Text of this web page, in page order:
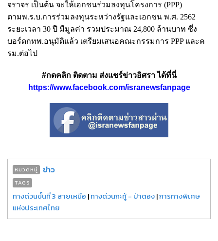
จราจร เป็นต้น จะให้เอกชนร่วมลงทุนโครงการ (PPP)
ตามพ.ร.บ.การร่วมลงทุนระหว่างรัฐและเอกชน พ.ศ. 2562
ระยะเวลา 30 ปี มีมูลค่า รวมประมาณ 24,800 ล้านบาท ซึ่ง
บอร์ดกทพ.อนุมัติแล้ว เตรียมเสนอคณะกรรมการ PPP และค
รม.ต่อไป
#กดคลิก ติดตาม ส่งแชร์ข่าวอิศรา ได้ที่นี่
https://www.facebook.com/isranewsfanpage
หมวดหมู่ ข่าว
TAGS
ทางด่วนขั้นที่ 3 สายเหนือ |ทางด่วนกะทู้ - ป่าตอง|การทางพิเศษ
แห่งประเทศไทย